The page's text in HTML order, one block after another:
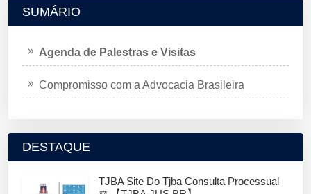
SUMÁRIO
Agenda de Palestras e Visitas
Compromisso com a Advocacia Brasileira
DESTAQUE
TJBA Site Do Tjba Consulta Processual